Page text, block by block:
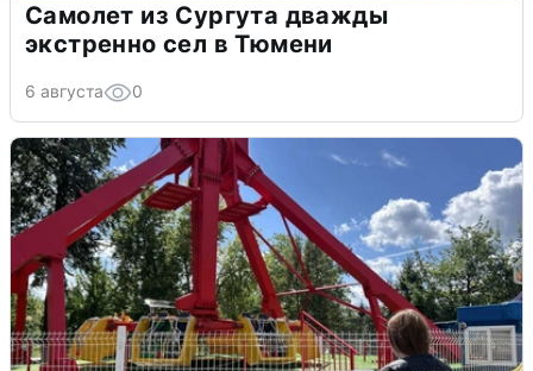
Самолет из Сургута дважды
экстренно сел в Тюмени
6 августа 0